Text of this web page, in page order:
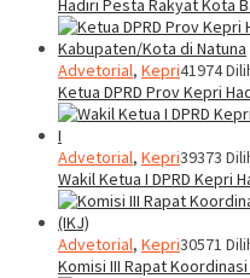
Hadiri Pesta Rakyat Kota
Advetorial, Kepri41974
Ketua DPRD Prov Kepri
Advetorial, Kepri39373
Wakil Ketua I DPRD Kepri
Advetorial, Kepri30571
Komisi III Rapat